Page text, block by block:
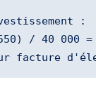
:
/ 40 000 =